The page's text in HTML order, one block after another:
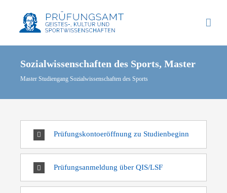
Sozialwissenschaften des Sports, Master
Master Studiengang Sozialwissenschaften des Sports
Prüfungskontoeröffnung zu Studienbeginn
Prüfungsanmeldung über QIS/LSF